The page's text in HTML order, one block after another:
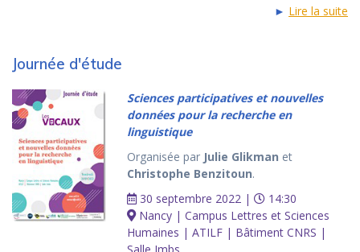
► Lire la suite
Journée d'étude
Sciences participatives et nouvelles
données pour la recherche en
linguistique
Organisée par Julie Glikman et
Christophe Benzitoun.
30 septembre 2022 |
14:30
Nancy | Campus Lettres et Sciences
Humaines | ATILF | Bâtiment CNRS |